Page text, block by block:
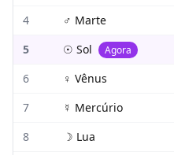
4
♂ Marte
5
☉ Sol Agora
6
♀ Vênus
7
☿ Mercúrio
8
☽ Lua